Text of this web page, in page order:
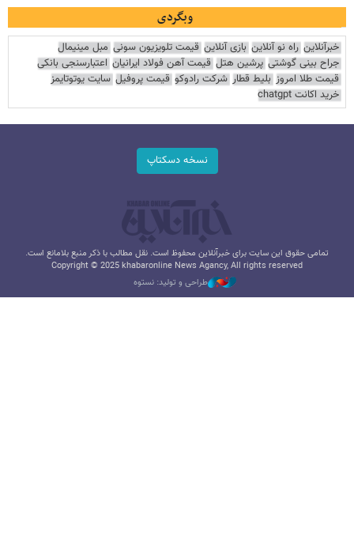
وبگردی
خبرآنلاین راه نو آنلاین بازی آنلاین قیمت تلویزیون سونی مبل مینیمال
جراح بینی گوشتی پرشین هتل قیمت آهن فولاد ایرانیان اعتبارسنجی بانکی
قیمت طلا امروز بلیط قطار شرکت رادوکو قیمت پروفیل سایت یوتوتایمز
خرید اکانت chatgpt
نسخه دسکتاپ
تمامی حقوق این سایت برای خبرآنلاین محفوظ است. نقل مطالب با ذکر منبع بلامانع است.
Copyright © 2025 khabaronline News Agancy, All rights reserved
طراحی و تولید: نستوه